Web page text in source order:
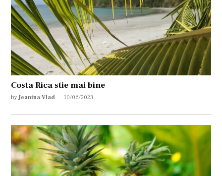
Costa Rica stie mai bine
by Jeanina Vlad 10/06/2023